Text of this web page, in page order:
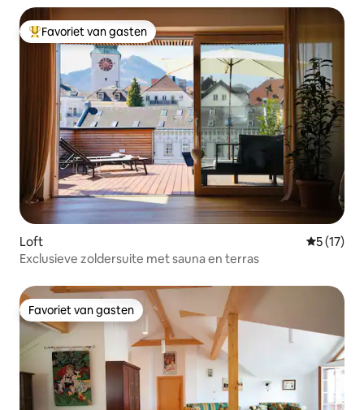
Topfavoriet van gasten
Favoriet van gasten
Loft
5 (17)
Exclusieve zoldersuite met sauna en terras
Favoriet van gasten
Favoriet van gasten